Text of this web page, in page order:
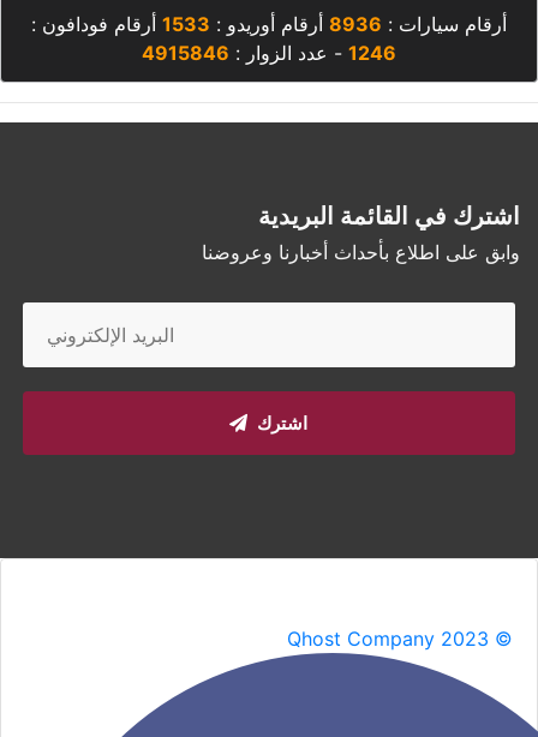
أرقام سيارات : 8936 أرقام أوريدو : 1533 أرقام فودافون :
1246 - عدد الزوار : 4915846
اشترك في القائمة البريدية
وابق على اطلاع بأحداث أخبارنا وعروضنا
اشترك
Qhost Company 2023 ©